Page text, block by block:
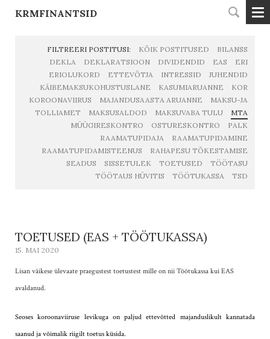
KRMFINANTSID
FILTREERI POSTITUSI: KÕIK POSTITUSED
BILANSS
DEKLA
DEKLARATSIOON DIVIDENDID EAS
ERI
ERIOLUKORD
ETTEVÕTJA INTRESSID
JUHENDID
KÄIBEMAKSUKOHUSTUSLANE
KASUMIARUANNE
KOR
KOROONAVIIRUS
MAJANDUSAASTA ARUANNE
MAKSU-JA
TOLLIAMET
MAKSUSALDOD MAKSUVABA TULU
MTA
MÜÜGIRESKONTRO
OSTURESKONTRO
PALK
RAAMATUPIDAJA
RAAMATUPIDAMINE
RAAMATUPIDAMISTEENUS
RAHAPESU TÕKESTAMISE
SEADUS
SISSETULEK TOETUSED
TÖÖTASU
TÖÖTAUS HÜVITIS
TÖÖTUKASSA TSD
TOETUSED (EAS + TÖÖTUKASSA)
15. MAI 2020
Lisan väikese ülevaate praegustest toetustest mille on nii Töötukassa kui EAS
avaldanud.
Seoses koroonaviiruse levikuga on paljud ettevõtted majanduslikult kannatada
saanud ja võimalik riigilt toetus küsida.